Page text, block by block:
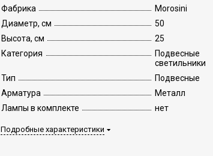
Фабрика
Morosini
Диаметр, см
50
Высота, см
25
Категория
Подвесные
светильники
Тип
Подвесные
Арматура
Металл
Лампы в комплекте
нет
Подробные характеристики